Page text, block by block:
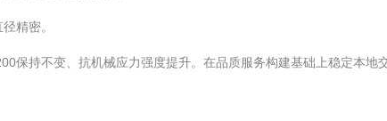
精密。
保持不变、抗机械应力强度提升。在品质服务构建基础上稳定本地